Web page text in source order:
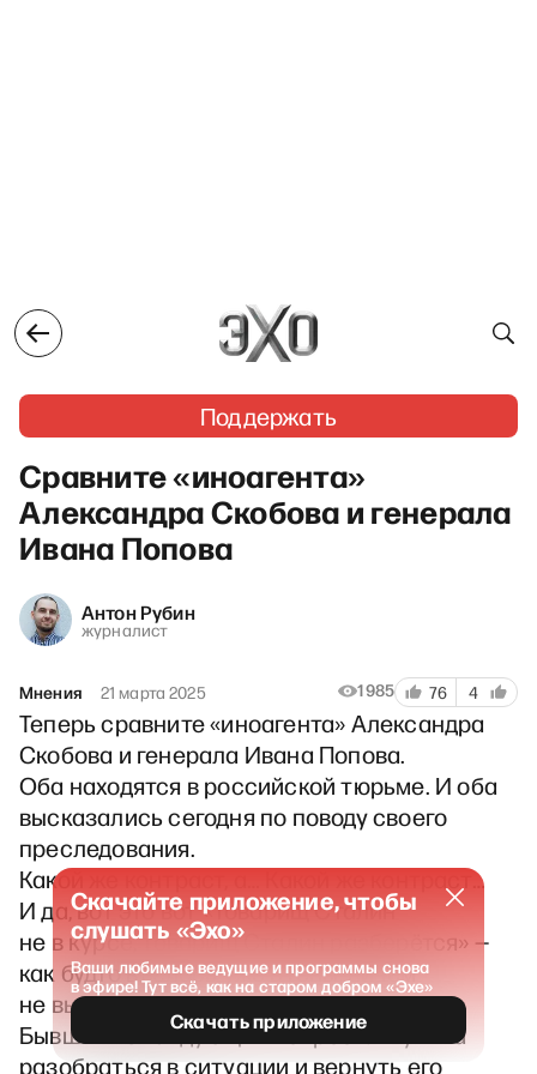
Поддержать
Сравните «иноагента»
Александра Скобова и генерала
Ивана Попова
Антон Рубин
журналист
Мнения 21 марта 2025 1985 76 4
Теперь сравните «иноагента» Александра
Скобова и генерала Ивана Попова.
Оба находятся в российской тюрьме. И оба
высказались сегодня по поводу своего
преследования.
Какой же контраст, а… Какой же контраст…
И да, вот это вот «товарищ Сталин
не в курсе, товарищ Сталин разберётся» —
как будто въелось уже в гены, ничем
не вытравишь…
Бывший командующий попросил Путина
разобраться в ситуации и вернуть его
Скачайте приложение, чтобы
слушать «Эхо»
Ваши любимые ведущие и программы снова
в эфире! Тут всё, как на старом добром «Эхе»
Скачать приложение